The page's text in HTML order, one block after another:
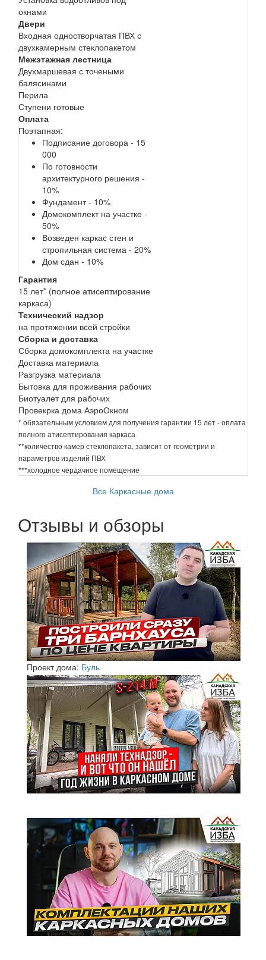
окнами
Двери
Входная одностворчатая ПВХ с
двухкамерным стеклопакетом
Межэтажная лестница
Двухмаршевая с точеными
балясинами
Перила
Ступени готовые
Оплата
Поэтапная:
Подписание договора - 15
000
По готовности
архитектурного решения -
10%
Фундамент - 10%
Домокомплект на участке -
50%
Возведен каркас стен и
стропильная система - 20%
Дом сдан - 10%
Гарантия
15 лет* (полное атисептирование
каркаса)
Технический надзор
на протяжении всей стройки
Сборка и доставка
Сборка домокомплекта на участке
Доставка материала
Разгрузка материала
Бытовка для проживания рабочих
Биотуалет для рабочих
Провекрка дома АэроОкном
* обязательным условием для получения гарантии 15 лет - оплата
полного атисептирования каркаса
**количество камер стеклопакета, зависит от геометрии и
параметров изделий ПВХ
***холодное чердачное помещение
Все Каркасные дома
Отзывы и обзоры
Проект дома: Буль